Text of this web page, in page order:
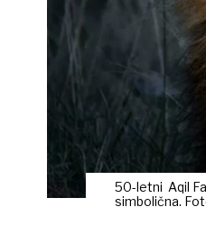
50-letni Aqil
simbolična.